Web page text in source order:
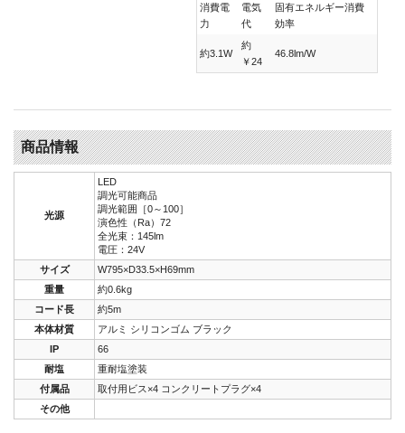
消費電
力
電気
代
固有エネルギー消費
効率
約3.1W
約
￥24
46.8lm/W
商品情報
光源
LED
調光可能商品
調光範囲［0～100］
演色性（Ra）72
全光束：145lm
電圧：24V
サイズ
W795×D33.5×H69mm
重量
約0.6kg
コード長
約5m
本体材質
アルミ シリコンゴム ブラック
IP
66
耐塩
重耐塩塗装
付属品
取付用ビス×4 コンクリートプラグ×4
その他